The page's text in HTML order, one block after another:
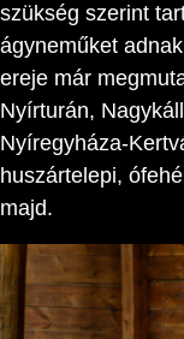
szükség szerint
ágyneműket
ereje már
Nyírturán,
Nyíregyháza-
huszártelepi,
majd.